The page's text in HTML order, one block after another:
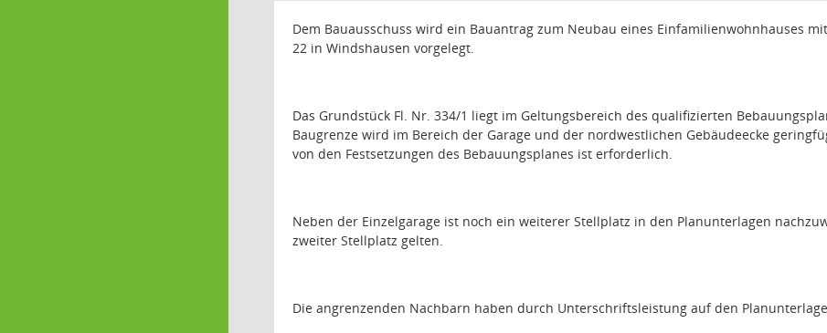
Dem Bauausschuss wird ein Bauantrag zum Neubau eines Einfamilienwohnhauses
22 in Windshausen vorgelegt.
Das Grundstück Fl. Nr. 334/1 liegt im Geltungsbereich des qualifizierten
Baugrenze wird im Bereich der Garage und der nordwestlichen Gebäudeecke
von den Festsetzungen des Bebauungsplanes ist erforderlich.
Neben der Einzelgarage ist noch ein weiterer Stellplatz in den Planunterlagen
zweiter Stellplatz gelten.
Die angrenzenden Nachbarn haben durch Unterschriftsleistung auf den